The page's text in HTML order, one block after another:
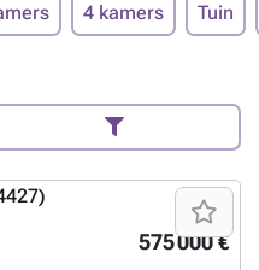
4 kamers Tuin
575 000 €